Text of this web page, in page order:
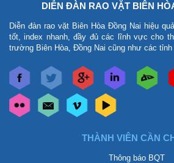
DIỄN ĐÀN RAO VẶT BIÊN
Diễn đàn rao vặt Biên Hòa Đồng Nai hiệu
tốt, index nhanh, đầy đủ các lĩnh vực cho
trường Biên Hòa, Đồng Nai cũng như các tỉnh
THÀNH VIÊN CẦN
Thông báo BQT